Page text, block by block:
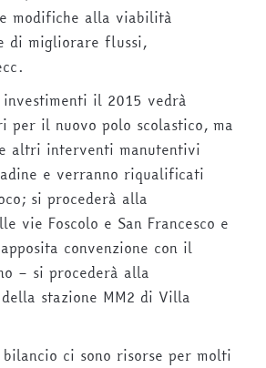
modifiche alla viabilità
di migliorare flussi,
il 2015 vedrà
per il nuovo polo scolastico, ma
altri interventi manutentivi
e verranno riqualificati
si procederà alla
vie Foscolo e San Francesco e
convenzione con il
– si procederà alla
stazione MM2 di Villa
ci sono risorse per molti